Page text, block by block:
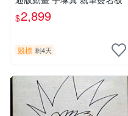
$2,899
競標 剩4天